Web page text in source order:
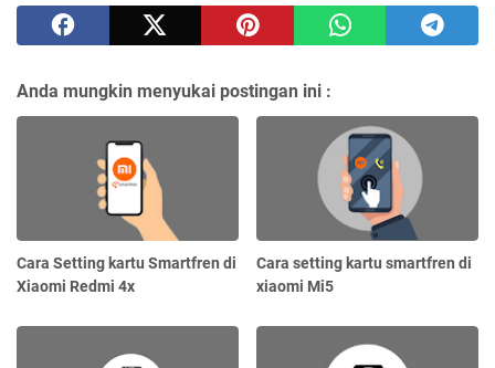
Anda mungkin menyukai postingan ini :
Cara Setting kartu Smartfren di
Xiaomi Redmi 4x
Cara setting kartu smartfren di
xiaomi Mi5